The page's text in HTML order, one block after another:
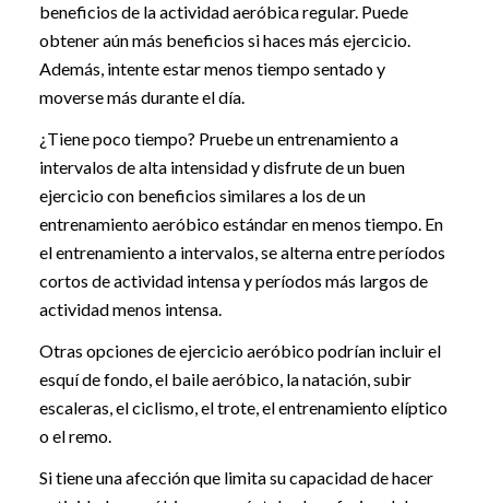
beneficios de la actividad aeróbica regular. Puede
obtener aún más beneficios si haces más ejercicio.
Además, intente estar menos tiempo sentado y
moverse más durante el día.
¿Tiene poco tiempo? Pruebe un entrenamiento a
intervalos de alta intensidad y disfrute de un buen
ejercicio con beneficios similares a los de un
entrenamiento aeróbico estándar en menos tiempo. En
el entrenamiento a intervalos, se alterna entre períodos
cortos de actividad intensa y períodos más largos de
actividad menos intensa.
Otras opciones de ejercicio aeróbico podrían incluir el
esquí de fondo, el baile aeróbico, la natación, subir
escaleras, el ciclismo, el trote, el entrenamiento elíptico
o el remo.
Si tiene una afección que limita su capacidad de hacer